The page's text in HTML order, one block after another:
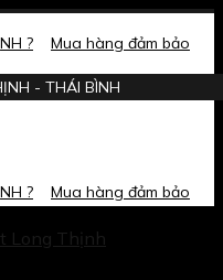
? Mua hàng đảm bảo
- THÁI BÌNH
?
Mua hàng đảm bảo